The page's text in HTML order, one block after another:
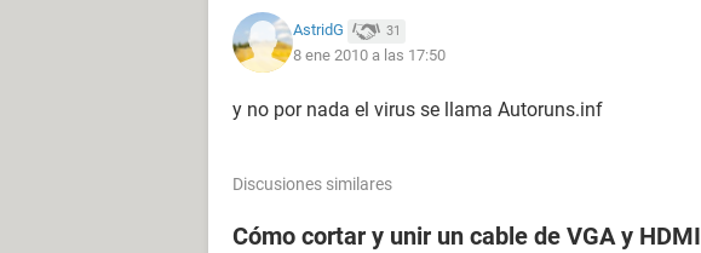
AstridG 31
8 ene 2010 a las 17:50
y no por nada el virus se llama Autoruns.inf
Discusiones similares
Cómo cortar y unir un cable de VGA y HDMI